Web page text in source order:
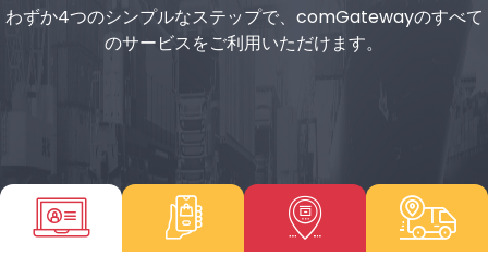
わずか4つのシンプルなステップで、comGatewayのすべて
のサービスをご利用いただけます。